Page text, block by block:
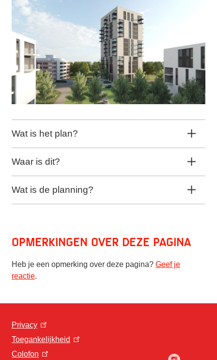
Wat is het plan?
Waar is dit?
Wat is de planning?
Opmerkingen over deze pagina
Heb je een opmerking over deze pagina? Geef je
reactie.
Privacy
Toegankelijkheid
Colofon